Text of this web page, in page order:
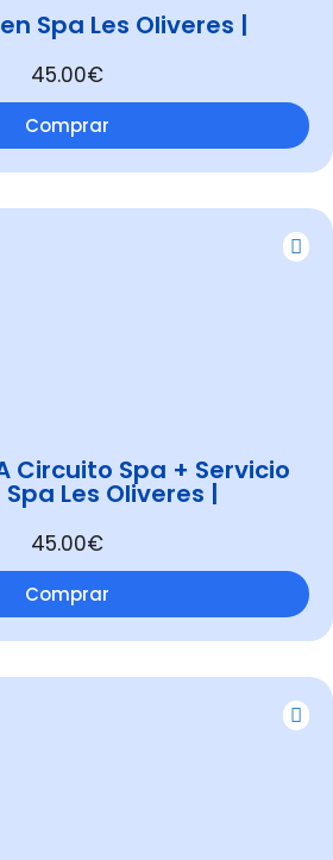
Spa Les Oliveres |
45.00€
Comprar
Circuito Spa + Servicio
Les Oliveres |
45.00€
Comprar